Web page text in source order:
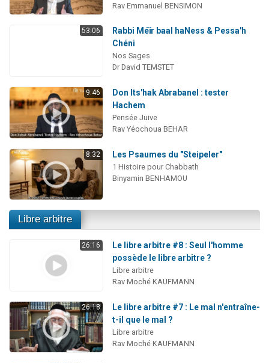
Rav Emmanuel BENSIMON
53:06
Rabbi Méïr baal haNess & Pessa'h
Chéni
Nos Sages
Dr David TEMSTET
9:46
Don Its'hak Abrabanel : tester
Hachem
Pensée Juive
Rav Yéochoua BEHAR
8:32 Les Psaumes du "Steipeler"
1 Histoire pour Chabbath
Binyamin BENHAMOU
Libre arbitre
26:16
Le libre arbitre #8 : Seul l'homme
possède le libre arbitre ?
Libre arbitre
Rav Moché KAUFMANN
26:18
Le libre arbitre #7 : Le mal n'entraîne-
t-il que le mal ?
Libre arbitre
Rav Moché KAUFMANN